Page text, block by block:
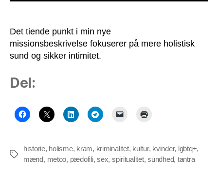
Det tiende punkt i min nye
missionsbeskrivelse fokuserer på mere holistisk
sund og sikker intimitet.
Del:
Tags
historie, holisme, kram, kriminalitet, kultur, kvinder, lgbtq+,
mænd, metoo, pædofili,sex, spiritualitet,sundhed, tantra